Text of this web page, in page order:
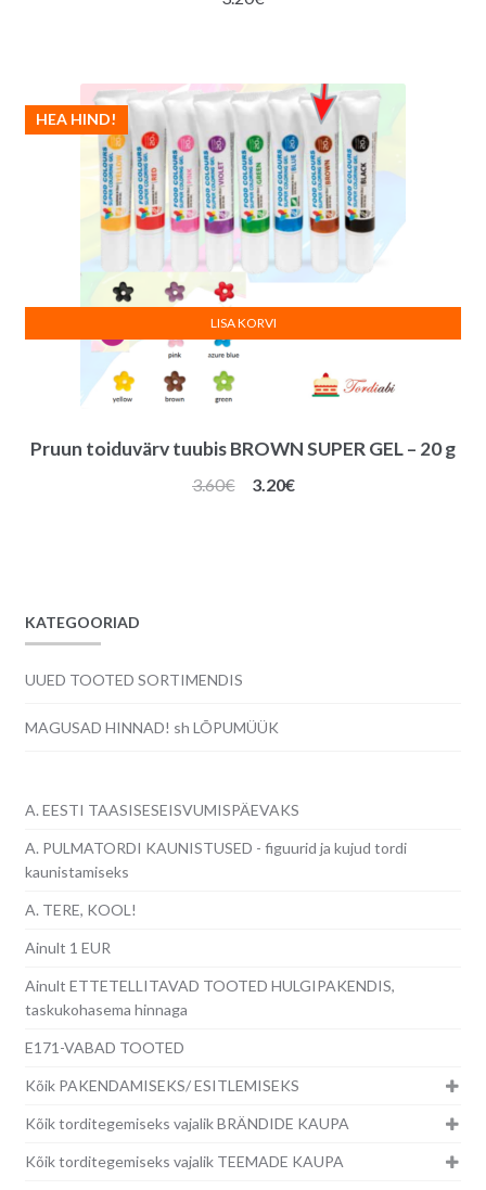
Pruun toiduvärv tuubis BROWN SUPER GEL – 20 g
HEA HIND!
3.60€
Algne
3.20€Praegune
LISA KORVI
KATEGOORIAD
UUED TOOTED SORTIMENDIS
MAGUSAD HINNAD! sh LÕPUMÜÜK
A. EESTI TAASISESEISVUMISPÄEVAKS
A. PULMATORDI KAUNISTUSED - figuurid ja kujud tordi
kaunistamiseks
A. TERE, KOOL!
Ainult 1 EUR
Ainult ETTETELLITAVAD TOOTED HULGIPAKENDIS,
taskukohasema hinnaga
E171-VABAD TOOTED
Kõik PAKENDAMISEKS/ ESITLEMISEKS
Kõik torditegemiseks vajalik BRÄNDIDE KAUPA
Kõik torditegemiseks vajalik TEEMADE KAUPA